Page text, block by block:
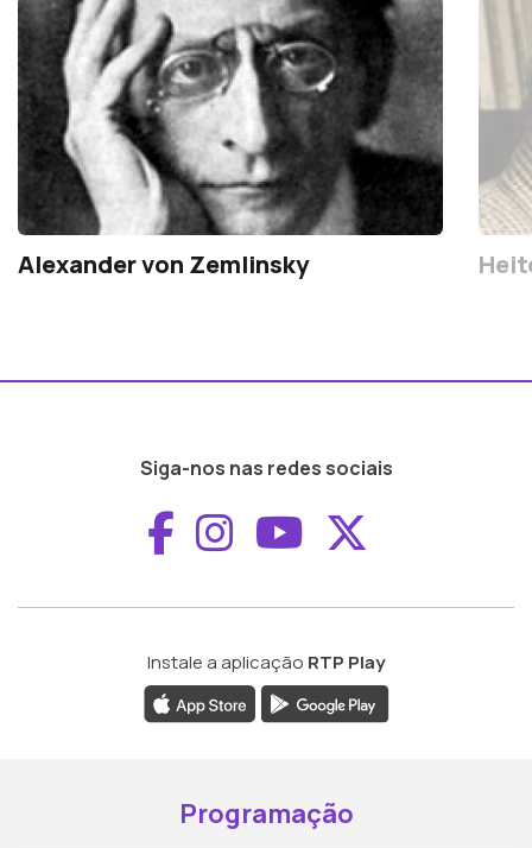
Alexander von Zemlinsky
Siga-nos nas redes sociais
Aceder ao
Aceder ao
Aceder ao
Instale a aplicação RTP Play
Programação